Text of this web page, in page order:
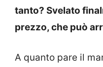
tanto? Svelato
prezzo, che può
A quanto pare il